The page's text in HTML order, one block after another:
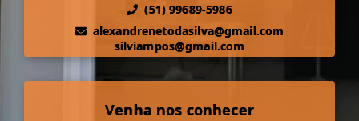
(51) 99689-5986
alexandrenetodasilva@gmail.com
silviampos@gmail.com
Venha nos conhecer